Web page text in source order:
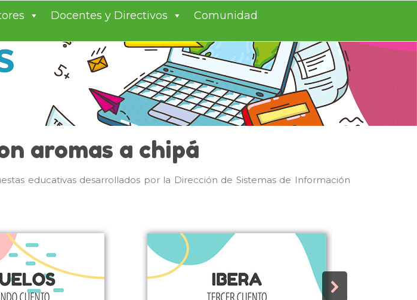
Docentes y Directivos Comunidad
aromas a chipá
educativas desarrollados por la Dirección de Sistemas de Información